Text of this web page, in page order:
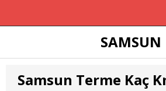
SAMSUN
Samsun Terme Kaç